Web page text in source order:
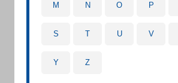
M N O P
S T U V
Y Z